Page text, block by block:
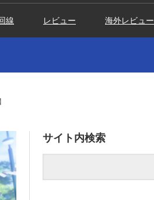
線 レビュー 海外レビュー
サイト内検索